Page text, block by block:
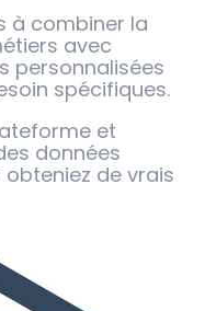
à combiner la
avec
personnalisées
spécifiques.
et
données
de vrais